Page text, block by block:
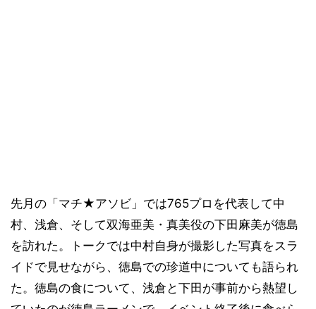
先月の「マチ★アソビ」では765プロを代表して中
村、浅倉、そして双海亜美・真美役の下田麻美が徳島
を訪れた。トークでは中村自身が撮影した写真をスラ
イドで見せながら、徳島での珍道中についても語られ
た。徳島の食について、浅倉と下田が事前から熱望し